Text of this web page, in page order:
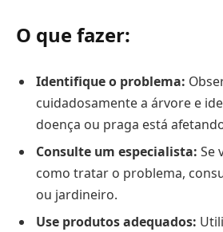
O que fazer:
Identifique o problema:
cuidadosamente a árvore e
doença ou praga está
Consulte um especialista: Se
como tratar o problema,
ou jardineiro.
Use produtos adequados: